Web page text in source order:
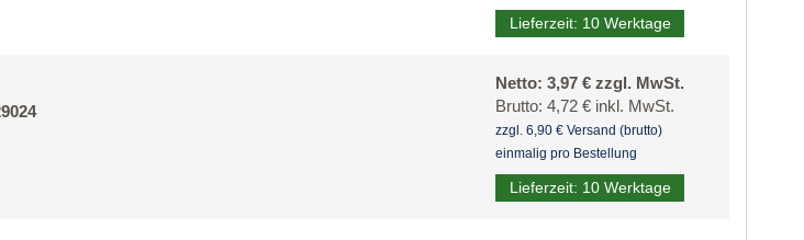
Lieferzeit: 10 Werktage
Netto: 3,97 € zzgl. MwSt.
Brutto: 4,72 € inkl. MwSt.
zzgl. 6,90 € Versand (brutto)
einmalig pro Bestellung
Lieferzeit: 10 Werktage